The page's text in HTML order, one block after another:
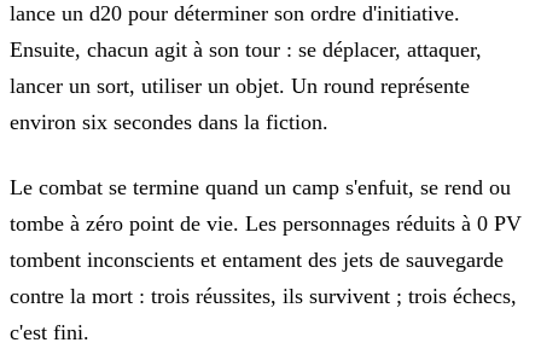
lance un d20 pour déterminer son ordre d'initiative.
Ensuite, chacun agit à son tour : se déplacer, attaquer,
lancer un sort, utiliser un objet. Un round représente
environ six secondes dans la fiction.
Le combat se termine quand un camp s'enfuit, se rend ou
tombe à zéro point de vie. Les personnages réduits à 0 PV
tombent inconscients et entament des jets de sauvegarde
contre la mort : trois réussites, ils survivent ; trois échecs,
c'est fini.